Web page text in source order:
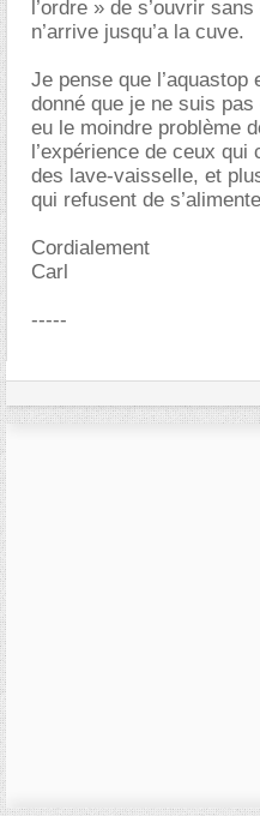
l’ordre » de s’ouvrir
n’arrive jusqu’a la cuve.
Je pense que
donné que je ne suis
eu le moindre problème
l’expérience de ceux
des lave-vaisselle, et
qui refusent de
Cordialement
Carl
-----